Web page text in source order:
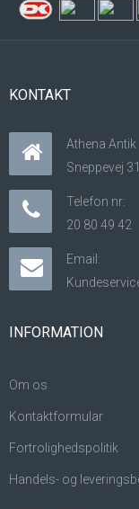
KONTAKT
Athena Antik
Sneppevej
Telefon nr:
20 80 49 42
Email:
INFORMATION
Om os
Kontaktformular
Fortrolighedspolitik
Handels- og